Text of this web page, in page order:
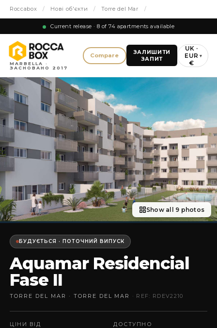
Roccabox / Нові об'єкти / Torre del Mar /
Current release · 8 of 74 apartments available
MARBELLA ·
ЗАСНОВАНО 2017
Compare
ЗАЛИШИТИ
ЗАПИТ
UK ·
EUR
€
▾
Show all 9 photos
БУДУЄТЬСЯ · ПОТОЧНИЙ ВИПУСК
Aquamar Residencial
Fase II
TORRE DEL MAR · TORRE DEL MAR · REF: RDEV2210
ЦІНИ ВІД ДОСТУПНО